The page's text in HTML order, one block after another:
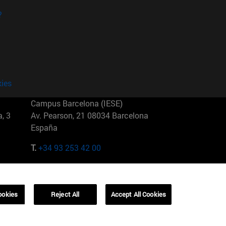
3
Campus Barcelona (IESE)
Av. Pearson, 21 08034 Barcelona
España
T.+34 93 253 42 00
01321001 Bela Vista Brasil
Reject All Accept All Cookies